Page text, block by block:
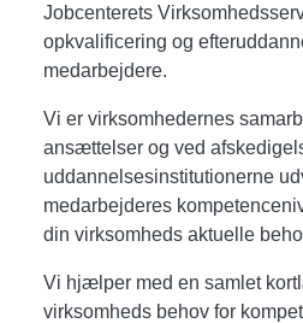
Jobcenterets
opkvalificering og
medarbejdere.
Vi er virksomhedernes
ansættelser og ved
uddannelsesinstitutionerne
medarbejderes
din virksomheds aktuelle
Vi hjælper med en samlet
virksomheds behov for